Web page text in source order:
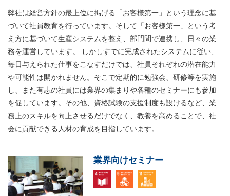
弊社は経営方針の最上位に掲げる「お客様第一」という理念に基
づいて社員教育を行っています。そして「お客様第一」という考
え方に基づいて生産システムを整え、部門間で連携し、日々の業
務を運営しています。 しかしすでに完成されたシステムに従い、
毎日与えられた仕事をこなすだけでは、社員それぞれの潜在能力
や可能性は開かれません。そこで定期的に勉強会、研修等を実施
し、また有志の社員には業界の集まりや各種のセミナーにも参加
を促しています。その他、資格試験の支援制度も設けるなど、業
務上のスキルを向上させるだけでなく、教養を高めることで、社
会に貢献できる人材の育成を目指しています。
業界向けセミナー